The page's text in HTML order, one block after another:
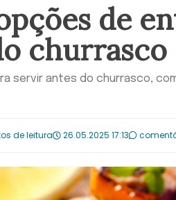
de
servir antes do churrasco,
de leitura 26.05.2025 17:13